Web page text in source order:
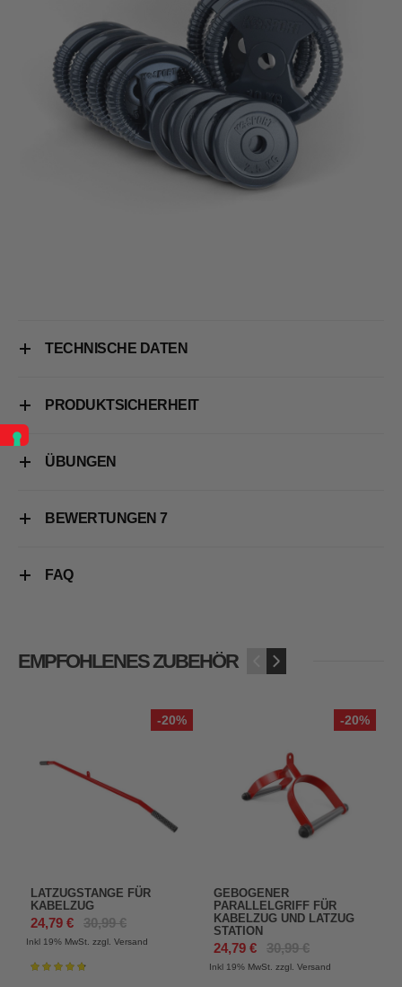
TECHNISCHE DATEN
PRODUKTSICHERHEIT
ÜBUNGEN
BEWERTUNGEN7
FAQ
EMPFOHLENES ZUBEHÖR ›
-20%
LATZUGSTANGE FÜR
KABELZUG
24,79 € 30,99 €
Inkl 19% MwSt. zzgl. Versand
Bewertung:
-20%
GEBOGENER
PARALLELGRIFF FÜR
KABELZUG UND LATZUG
STATION
24,79 € 30,99 €
Inkl 19% MwSt. zzgl. Versand